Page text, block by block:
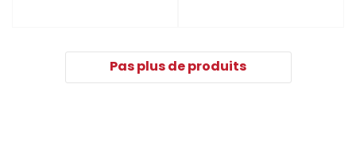
Pas plus de produits